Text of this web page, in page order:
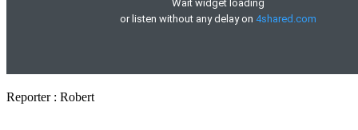
Reporter : Robert